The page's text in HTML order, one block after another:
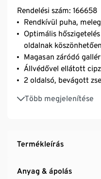
Rendelési szám: 166658
Rendkívül puha,
Optimális
oldalnak köszönhetően
Magasan záródó
Állvédővel ellátott
2 oldalsó, bevágott
Több megjelenítése
Meghosszabbított
Termékleírás
Anyag & ápolás